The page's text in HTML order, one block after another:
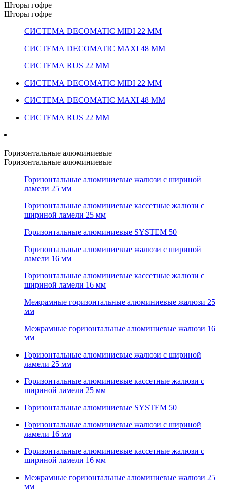
Шторы гофре
Шторы гофре
СИСТЕМА DECOMATIC MIDI 22 ММ
СИСТЕМА DECOMATIC MAXI 48 ММ
СИСТЕМА RUS 22 ММ
СИСТЕМА DECOMATIC MIDI 22 ММ
СИСТЕМА DECOMATIC MAXI 48 ММ
СИСТЕМА RUS 22 ММ
Горизонтальные алюминиевые
Горизонтальные алюминиевые
Горизонтальные алюминиевые жалюзи с шириной
ламели 25 мм
Горизонтальные алюминиевые кассетные жалюзи с
шириной ламели 25 мм
Горизонтальные алюминиевые SYSTEM 50
Горизонтальные алюминиевые жалюзи с шириной
ламели 16 мм
Горизонтальные алюминиевые кассетные жалюзи с
шириной ламели 16 мм
Межрамные горизонтальные алюминиевые жалюзи 25
мм
Межрамные горизонтальные алюминиевые жалюзи 16
мм
Горизонтальные алюминиевые жалюзи с шириной
ламели 25 мм
Горизонтальные алюминиевые кассетные жалюзи с
шириной ламели 25 мм
Горизонтальные алюминиевые SYSTEM 50
Горизонтальные алюминиевые жалюзи с шириной
ламели 16 мм
Горизонтальные алюминиевые кассетные жалюзи с
шириной ламели 16 мм
Межрамные горизонтальные алюминиевые жалюзи 25
мм